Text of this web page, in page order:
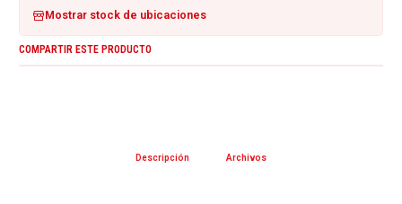
Mostrar stock de ubicaciones
COMPARTIR ESTE PRODUCTO
Descripción Archivos